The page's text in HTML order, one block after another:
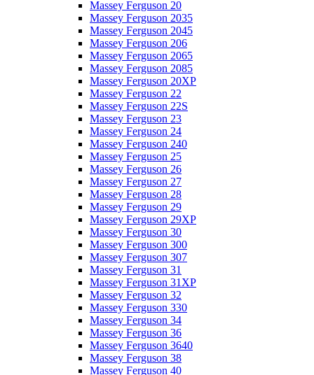
Massey Ferguson 20
Massey Ferguson 2035
Massey Ferguson 2045
Massey Ferguson 206
Massey Ferguson 2065
Massey Ferguson 2085
Massey Ferguson 20XP
Massey Ferguson 22
Massey Ferguson 22S
Massey Ferguson 23
Massey Ferguson 24
Massey Ferguson 240
Massey Ferguson 25
Massey Ferguson 26
Massey Ferguson 27
Massey Ferguson 28
Massey Ferguson 29
Massey Ferguson 29XP
Massey Ferguson 30
Massey Ferguson 300
Massey Ferguson 307
Massey Ferguson 31
Massey Ferguson 31XP
Massey Ferguson 32
Massey Ferguson 330
Massey Ferguson 34
Massey Ferguson 36
Massey Ferguson 3640
Massey Ferguson 38
Massey Ferguson 40